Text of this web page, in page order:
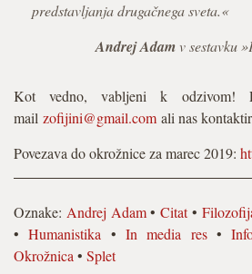
predstavljanja drugačnega sveta.«
Andrej Adamv sestavku
Kot vedno, vabljeni k odzivom!
mail zofijini@gmail.com ali nas
Povezava do okrožnice za marec 2019:
Oznake: Andrej Adam•Citat•
•Humanistika • In media res•
Okrožnica • Splet